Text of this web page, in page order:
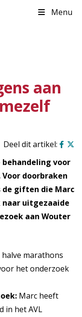
Menu
aan
behandeling voor
doorbraken
de giften die Marc
uitgezaaide
aan Wouter
marathons
het onderzoek
Marc heeft
in het AVL